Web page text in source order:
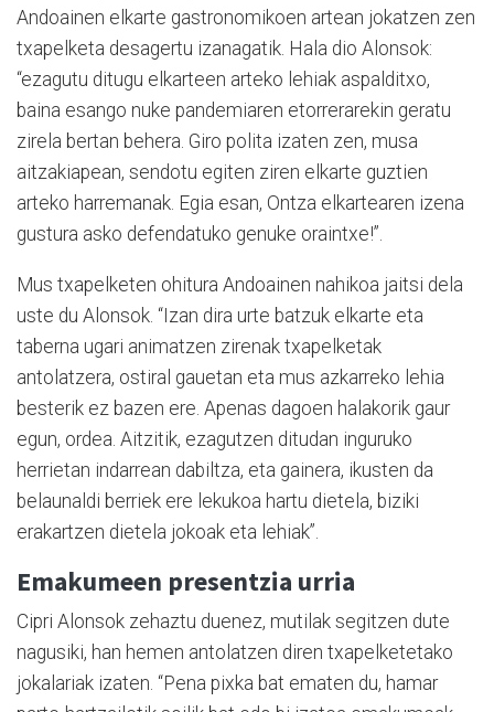
Andoainen elkarte gastronomikoen artean jokatzen zen
txapelketa desagertu izanagatik. Hala dio Alonsok:
“ezagutu ditugu elkarteen arteko lehiak aspalditxo,
baina esango nuke pandemiaren etorrerarekin geratu
zirela bertan behera. Giro polita izaten zen, musa
aitzakiapean, sendotu egiten ziren elkarte guztien
arteko harremanak. Egia esan, Ontza elkartearen izena
gustura asko defendatuko genuke oraintxe!”.
Mus txapelketen ohitura Andoainen nahikoa jaitsi dela
uste du Alonsok. “Izan dira urte batzuk elkarte eta
taberna ugari animatzen zirenak txapelketak
antolatzera, ostiral gauetan eta mus azkarreko lehia
besterik ez bazen ere. Apenas dagoen halakorik gaur
egun, ordea. Aitzitik, ezagutzen ditudan inguruko
herrietan indarrean dabiltza, eta gainera, ikusten da
belaunaldi berriek ere lekukoa hartu dietela, biziki
erakartzen dietela jokoak eta lehiak”.
Emakumeen presentzia urria
Cipri Alonsok zehaztu duenez, mutilak segitzen dute
nagusiki, han hemen antolatzen diren txapelketetako
jokalariak izaten. “Pena pixka bat ematen du, hamar